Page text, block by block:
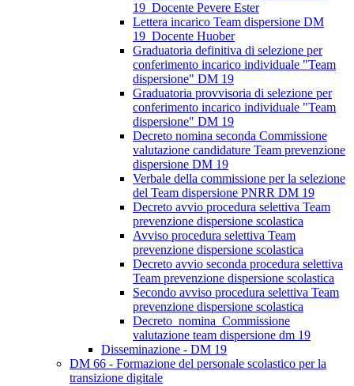
19_Docente Pevere Ester
Lettera incarico Team dispersione DM
19_Docente Huober
Graduatoria definitiva di selezione per
conferimento incarico individuale "Team
dispersione" DM 19
Graduatoria provvisoria di selezione per
conferimento incarico individuale "Team
dispersione" DM 19
Decreto nomina seconda Commissione
valutazione candidature Team prevenzione
dispersione DM 19
Verbale della commissione per la selezione
del Team dispersione PNRR DM 19
Decreto avvio procedura selettiva Team
prevenzione dispersione scolastica
Avviso procedura selettiva Team
prevenzione dispersione scolastica
Decreto avvio seconda procedura selettiva
Team prevenzione dispersione scolastica
Secondo avviso procedura selettiva Team
prevenzione dispersione scolastica
Decreto_nomina_Commissione
valutazione team dispersione dm 19
Disseminazione - DM 19
DM 66 - Formazione del personale scolastico per la
transizione digitale